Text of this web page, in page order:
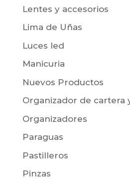
Lentes y accesorios
Lima de Uñas
Luces led
Manicuria
Nuevos Productos
Organizador de cartera
Organizadores
Paraguas
Pastilleros
Pinzas